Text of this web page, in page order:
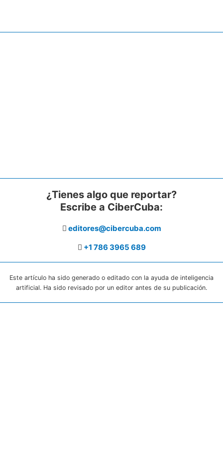
¿Tienes algo que reportar?
Escribe a CiberCuba:
editores@cibercuba.com
+1 786 3965 689
Este artículo ha sido generado o editado con la ayuda de inteligencia
artificial. Ha sido revisado por un editor antes de su publicación.